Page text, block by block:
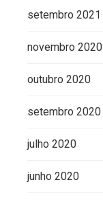
setembro 2021
novembro 2020
outubro 2020
setembro 2020
julho 2020
junho 2020